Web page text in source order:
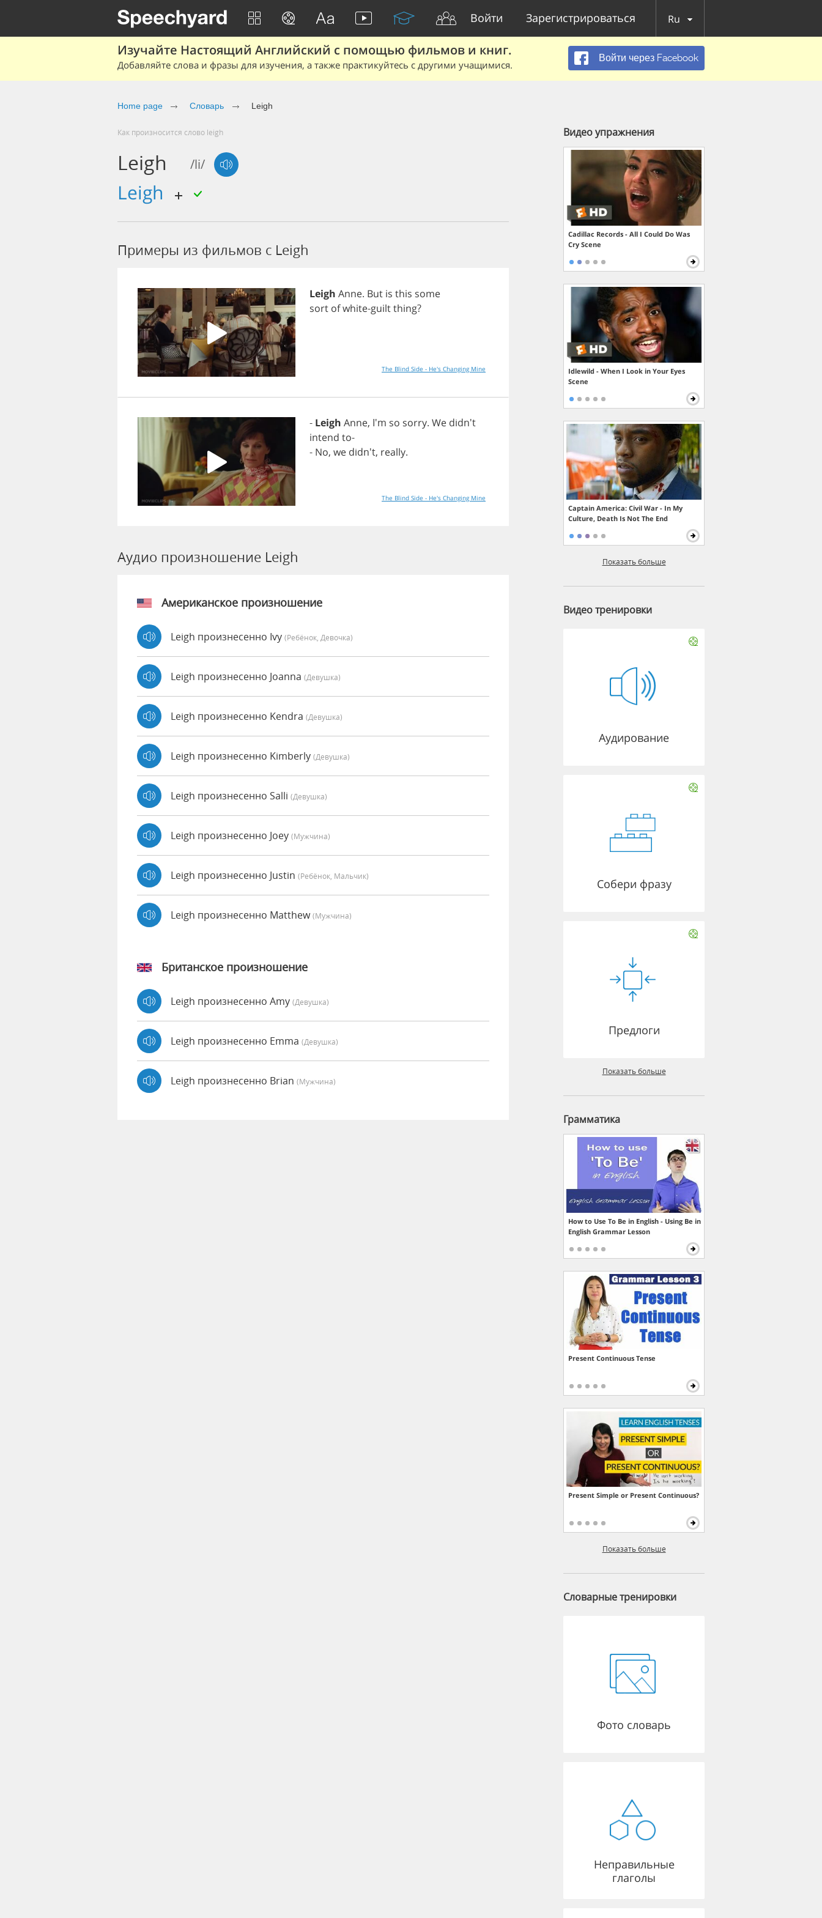
Войти Зарегистрироваться Ru
Изучайте Настоящий Английский с помощью фильмов и книг.
Добавляйте слова и фразы для изучения, а также практикуйтесь с другими учащимися.
Войти через Facebook
Home page Словарь Leigh
Как произносится слово leigh
Leigh /li/
leigh
Примеры из фильмов c Leigh
Leigh Anne. But is this some
sort ofwhite-guiltthing?
The Blind Side - He's Changing Mine
- Leigh Anne, I'm so sorry. We didn't
intend to-
- No, we didn't, really.
The Blind Side - He's Changing Mine
Аудио произношение Leigh
Американское произношение
Leigh произнесенно Ivy (Ребёнок, Девочка)
Leigh произнесенно Joanna (девушка)
Leigh произнесенно Kendra (девушка)
Leigh произнесенно Kimberly (девушка)
Leigh произнесенно Salli (девушка)
Leigh произнесенно Joey (мужчина)
Leigh произнесенно Justin (Ребёнок, Мальчик)
Leigh произнесенно Matthew(мужчина)
Британское произношение
Leigh произнесенно Amy (девушка)
Leigh произнесенно Emma (девушка)
Leigh произнесенно Brian (мужчина)
Видео упражнения
Cadillac Records - All I Could Do Was
Cry Scene
Idlewild - When I Look in Your Eyes
Scene
Captain America: Civil War - In My
Culture, Death Is Not The End
Показать больше
Видео тренировки
Аудирование
Собери фразу
Предлоги
Показать больше
Грамматика
How to Use To Be in English - Using Be in
English Grammar Lesson
Present Continuous Tense
Present Simple or Present Continuous?
Показать больше
Словарные тренировки
Фото словарь
Неправильные
глаголы